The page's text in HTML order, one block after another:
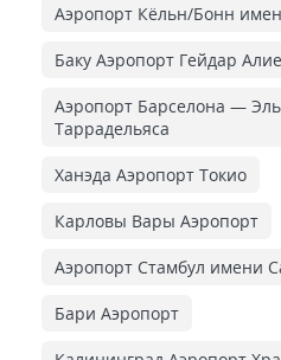
Аэропорт Кёльн/Бонн
Баку Аэропорт Гейдар
Аэропорт Барселона —
Таррадельяса
Ханэда Аэропорт Токио
Карловы Вары Аэропорт
Аэропорт Стамбул имени
Бари Аэропорт